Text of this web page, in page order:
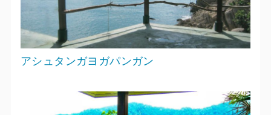
アシュタンガヨガパンガン